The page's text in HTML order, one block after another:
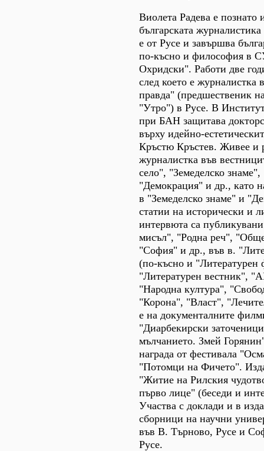
Виолета Радева е познато
българската
е от Русе и завършва
по-късно и философия в
Охридски". Работи две
след което е журналистка
правда" (предшественик
"Утро") в Русе. В
при БАН защитава
върху идейно-
Кръстю Кръстев. Живее и
журналистка във
село", "Земеделско
"Демокрация" и др., като
в "Земеделско знаме" и
статии на исторически и
интервюта са
мисъл", "Родна реч",
"София" и др., във в.
(по-късно и "Литературен
"Литературен вестник",
"Народна култура",
"Корона", "Власт",
е на документалните
"Диарбекирски
мълчанието. Змей
награда от фестивала
"Потомци на Фичето".
"Житие на Рилския
първо лице" (беседи и
Участва с доклади и в
сборници на научни
във В. Търново, Русе и
Русе.